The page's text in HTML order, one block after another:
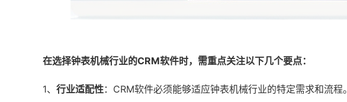
在选择钟表机械行业的CRM软件时，需重点关注以下几个要点：
1、 行业适配性：CRM软件必须能够适应钟表机械行业的特定需求和流程。